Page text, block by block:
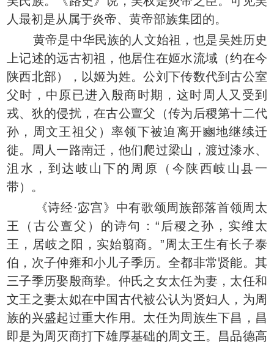
人最初是从属于炎帝、黄帝部族集团的。
黄帝是中华民族的人文始祖，也是吴姓历史
上记述的远古初祖，他居住在姬水流域（约在今
陕西北部），以姬为姓。公刘下传数代到古公室
父时，中原已进入殷商时期，这时周人又受到
戎、狄的侵扰，在古公亶父（传为后稷第十二代
孙，周文王祖父）率领下被迫离开豳地继续迁
徙。周人一路南迁，他们爬过梁山，渡过漆水、
沮水，到达岐山下的周原（今陕西岐山县一
带）。
《诗经·宓宫》中有歌颂周族部落首领周太
王（古公亶父）的诗句：“后稷之孙，实维太
王，居岐之阳，实始翦商。”周太王生有长子泰
伯，次子仲雍和小儿子季历。全都非常贤能。其
三子季历娶殷商挚。仲氏之女太任为妻，太任和
文王之妻太姒在中国古代被公认为贤妇人，为周
族的兴盛起过重大作用。太任为周族生下昌，昌
即是为周灭商打下雄厚基础的周文王。昌品德高